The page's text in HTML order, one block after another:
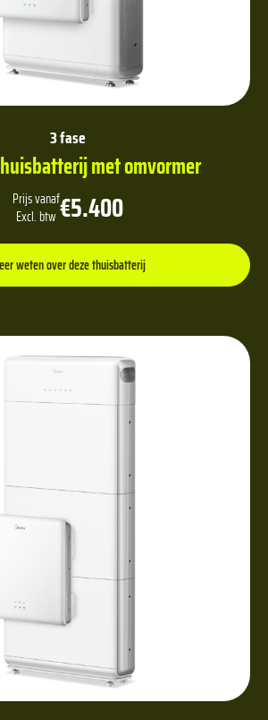
3 fase
met omvormer
Prijs vanaf
Excl. btw€5.400
weten over deze thuisbatterij